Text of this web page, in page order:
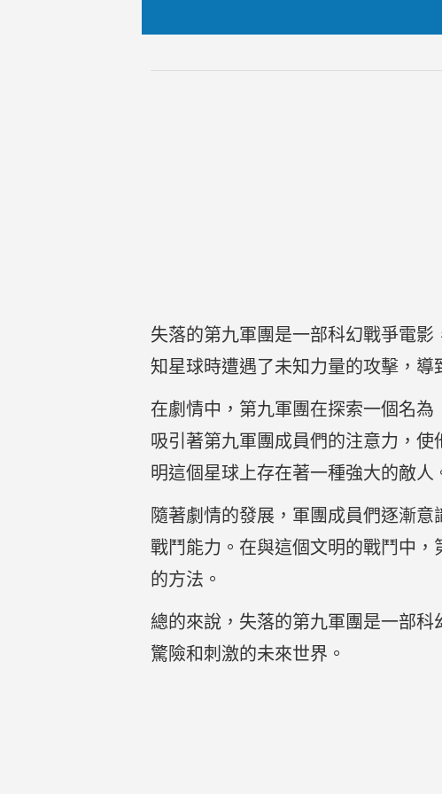
失落的第九軍團是一部科幻戰爭電
知星球時遭遇了未知力量的攻擊，導
在劇情中，第九軍團在探索一個名
吸引著第九軍團成員們的注意力，
明這個星球上存在著一種強大的敵人
隨著劇情的發展，軍團成員們逐漸
戰鬥能力。在與這個文明的戰鬥中
的方法。
總的來說，失落的第九軍團是一部
驚險和刺激的未來世界。